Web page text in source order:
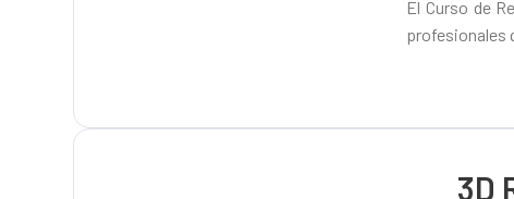
El Curso de
profesionales
3D